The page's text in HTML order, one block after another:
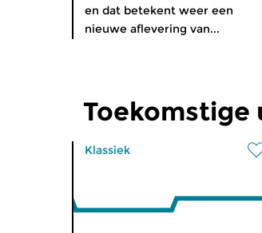
en dat betekent weer een
nieuwe aflevering van...
Toekomstige
Klassiek